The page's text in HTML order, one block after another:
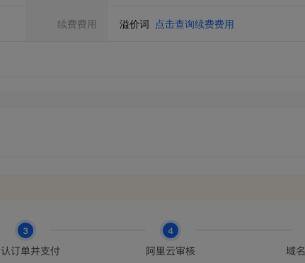
续费费用 溢价词 点击查询续费费用